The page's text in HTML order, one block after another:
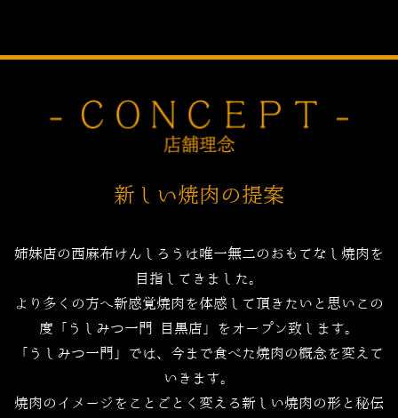
新しい焼肉の提案
姉妹店の西麻布けんしろうは唯一無二のおもてなし焼肉を
目指してきました。
より多くの方へ新感覚焼肉を体感して頂きたいと思いこの
度「うしみつ一門 目黒店」をオープン致します。
「うしみつ一門」では、今まで食べた焼肉の概念を変えて
いきます。
焼肉のイメージをことごとく変える新しい焼肉の形と秘伝